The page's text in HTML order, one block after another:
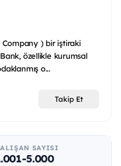
) bir iştiraki
özellikle kurumsal
o...
Takip Et
SAYISI
5.000